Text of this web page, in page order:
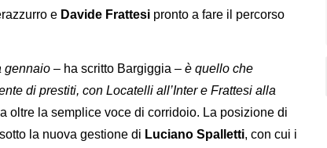
e Davide Frattesi pronto a fare il percorso
gennaio – ha scritto Bargiggia – è quello che
di prestiti, con Locatelli all’Inter e Frattesi alla
oltre la semplice voce di corridoio. La posizione di
la nuova gestione di Luciano Spalletti, con cui i